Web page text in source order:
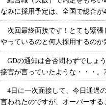
なみに採用予定は、全国で総合
次回最終面接です！とても緊張
やっているのと何人採用するの
GDの通知は合否問わずでしょ
接官が言っていたような・・・
4日に一次面接して、今日通過
言われたのですが、オーバーす